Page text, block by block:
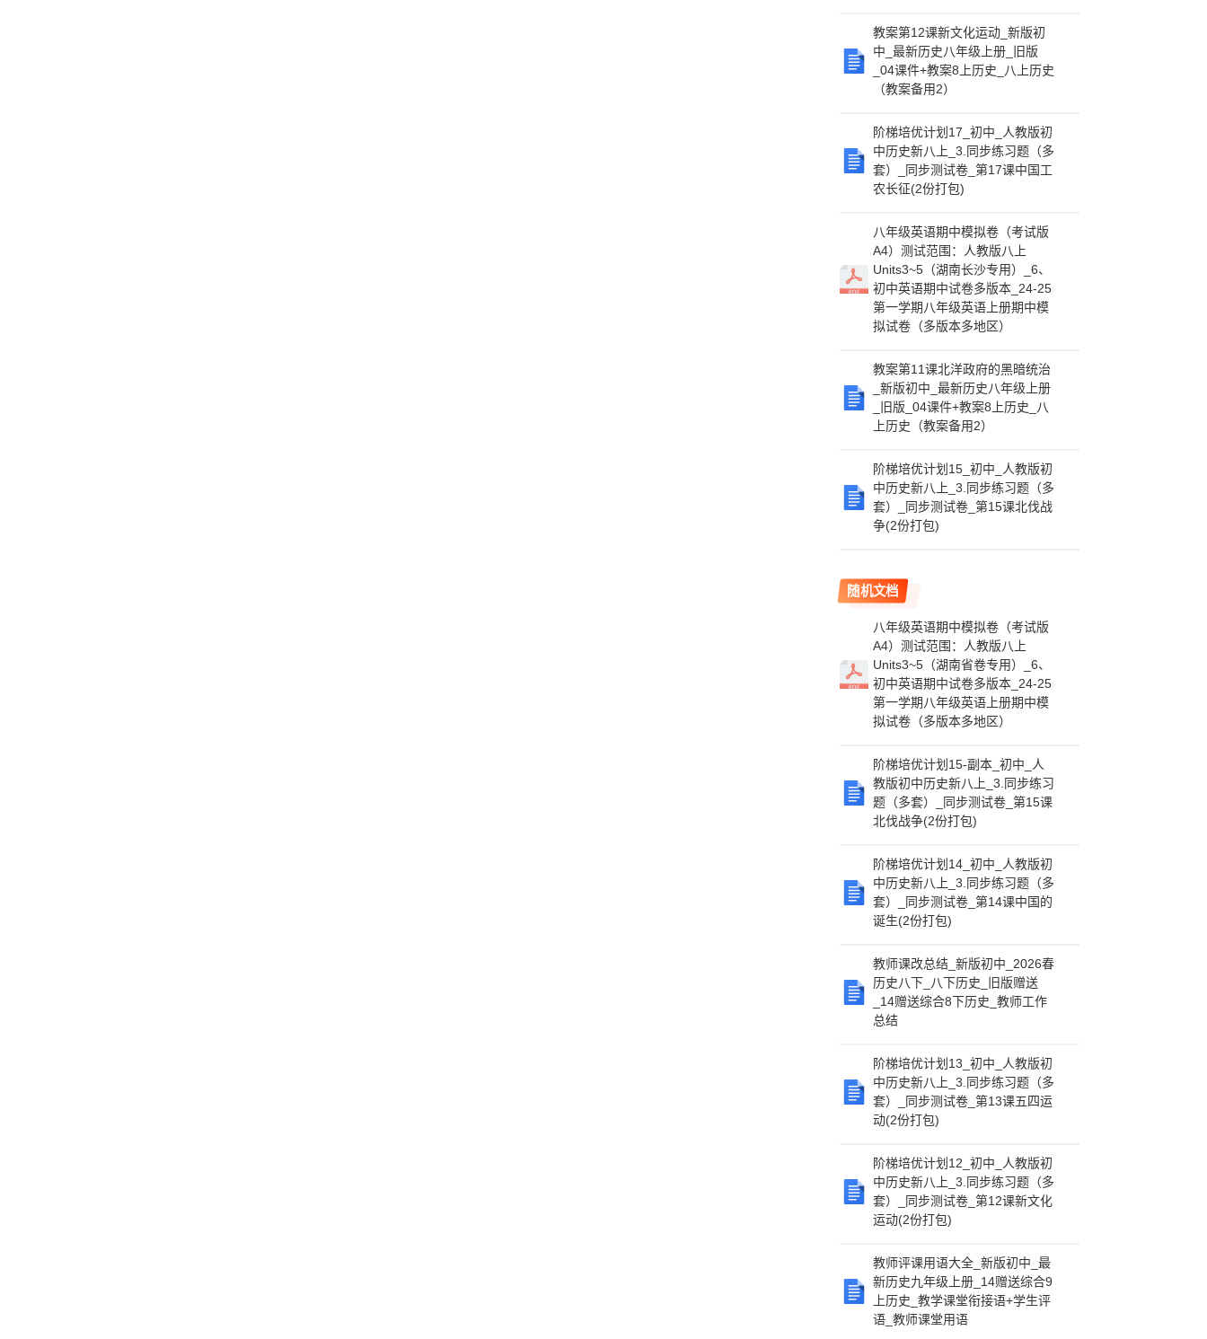
教案第12课新文化运动_新版初
中_最新历史八年级上册_旧版
_04课件+教案8上历史_八上历史
（教案备用2）
阶梯培优计划17_初中_人教版初
中历史新八上_3.同步练习题（多
套）_同步测试卷_第17课中国工
农长征(2份打包)
八年级英语期中模拟卷（考试版
A4）测试范围：人教版八上
Units3~5（湖南长沙专用）_6、
初中英语期中试卷多版本_24-25
第一学期八年级英语上册期中模
拟试卷（多版本多地区）
教案第11课北洋政府的黑暗统治
_新版初中_最新历史八年级上册
_旧版_04课件+教案8上历史_八
上历史（教案备用2）
阶梯培优计划15_初中_人教版初
中历史新八上_3.同步练习题（多
套）_同步测试卷_第15课北伐战
争(2份打包)
随机文档
八年级英语期中模拟卷（考试版
A4）测试范围：人教版八上
Units3~5（湖南省卷专用）_6、
初中英语期中试卷多版本_24-25
第一学期八年级英语上册期中模
拟试卷（多版本多地区）
阶梯培优计划15-副本_初中_人
教版初中历史新八上_3.同步练习
题（多套）_同步测试卷_第15课
北伐战争(2份打包)
阶梯培优计划14_初中_人教版初
中历史新八上_3.同步练习题（多
套）_同步测试卷_第14课中国的
诞生(2份打包)
教师课改总结_新版初中_2026春
历史八下_八下历史_旧版赠送
_14赠送综合8下历史_教师工作
总结
阶梯培优计划13_初中_人教版初
中历史新八上_3.同步练习题（多
套）_同步测试卷_第13课五四运
动(2份打包)
阶梯培优计划12_初中_人教版初
中历史新八上_3.同步练习题（多
套）_同步测试卷_第12课新文化
运动(2份打包)
教师评课用语大全_新版初中_最
新历史九年级上册_14赠送综合9
上历史_教学课堂衔接语+学生评
语_教师课堂用语